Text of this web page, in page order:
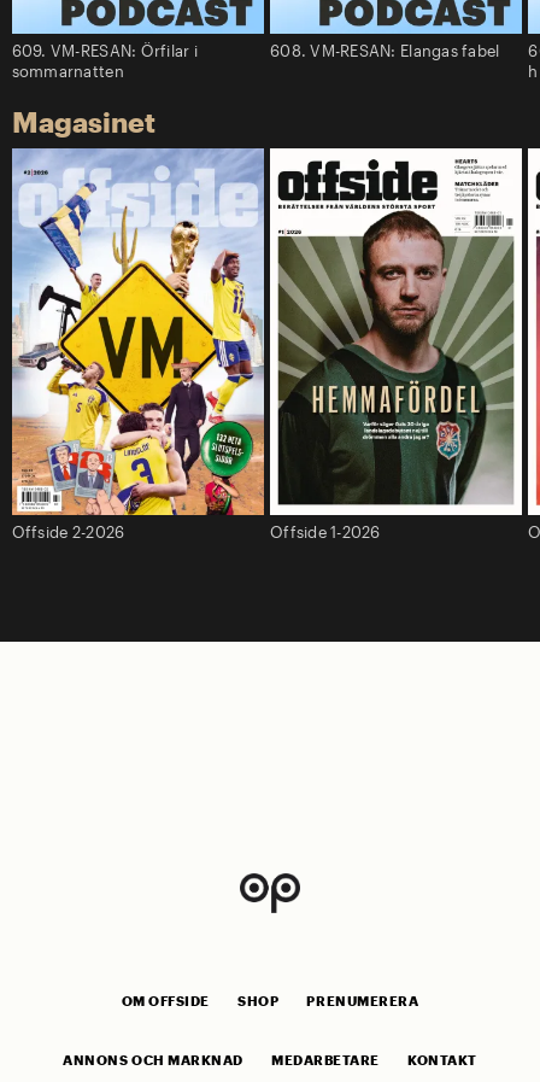
609. VM-RESAN: Örfilar i
sommarnatten
608. VM-RESAN: Elangas fabel
Magasinet
Offside 2-2026 Offside 1-2026
OM OFFSIDE SHOP PRENUMERERA
ANNONS OCH MARKNAD MEDARBETARE KONTAKT